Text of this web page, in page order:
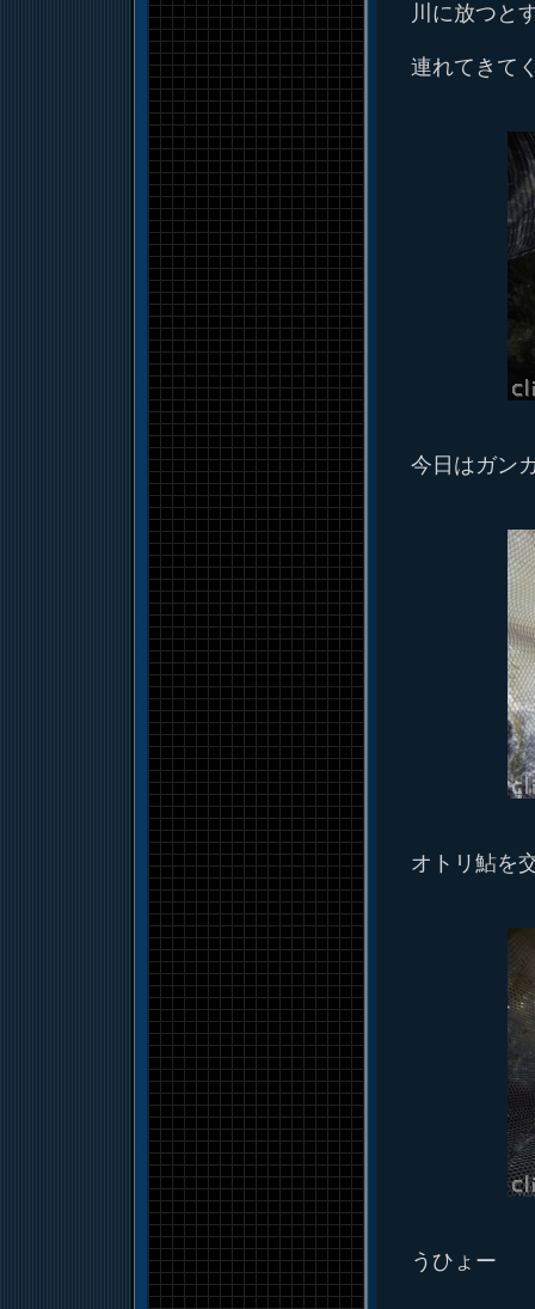
川に放つと
連れてきて
今日はガン
オトリ鮎を
うひょー